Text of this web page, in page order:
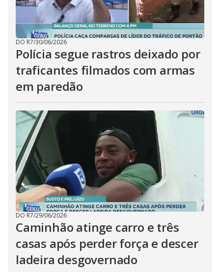
DO R7/30/06/2026
Polícia segue rastros deixado por
traficantes filmados com armas
em paredão
DO R7/29/06/2026
Caminhão atinge carro e três
casas após perder força e descer
ladeira desgovernado